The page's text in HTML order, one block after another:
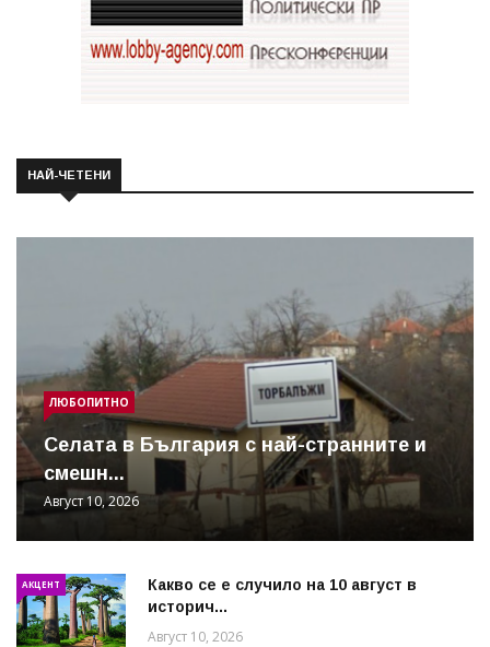
НАЙ-ЧЕТЕНИ
ЛЮБОПИТНО
Cелата в България с най-странните и
смешн...
Август 10, 2026
АКЦЕНТ
Какво се е случило на 10 август в
историч...
Август 10, 2026